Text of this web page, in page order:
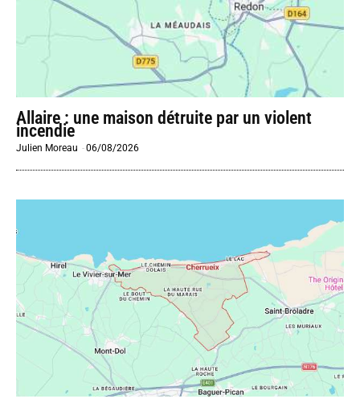
Allaire : une maison détruite par un violent
incendie
Julien Moreau -06/08/2026